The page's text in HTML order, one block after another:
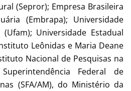
(Sepror); Empresa Brasileira
(Embrapa); Universidade
Universidade Estadual
Leônidas e Maria Deane
Nacional de Pesquisas na
Federal de
(SFA/AM), do Ministério da